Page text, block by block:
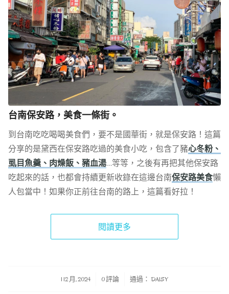
台南保安路，美食一條街。
到台南吃吃喝喝美食們，要不是國華街，就是保安路！這篇
分享的是黛西在保安路吃過的美食小吃，包含了豬心冬粉、
虱目魚羹、肉燥飯、豬血湯…等等，之後有再把其他保安路
吃起來的話，也都會持續更新收錄在這邊台南保安路美食懶
人包當中！如果你正前往台南的路上，這篇看好拉！
閱讀更多
1 12 月, 2024
/ 0 評論 通過： DAISY